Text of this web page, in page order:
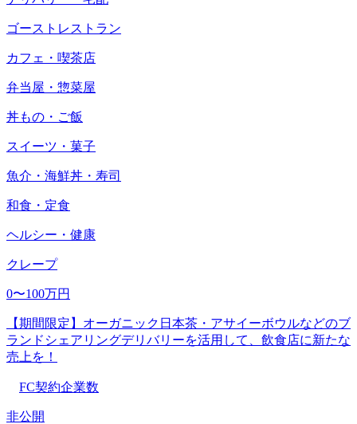
ゴーストレストラン
カフェ・喫茶店
弁当屋・惣菜屋
丼もの・ご飯
スイーツ・菓子
魚介・海鮮丼・寿司
和食・定食
ヘルシー・健康
クレープ
0〜100万円
【期間限定】オーガニック日本茶・アサイーボウルなどのブ
ランドシェアリングデリバリーを活用して、飲食店に新たな
売上を！
FC契約企業数
非公開